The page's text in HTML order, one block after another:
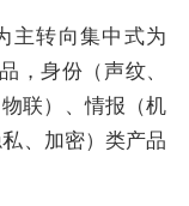
转向集中式为
，身份（声纹、
联）、情报（机
、加密）类产品